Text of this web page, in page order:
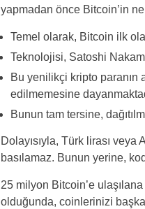
yapmadan önce Bitcoin’in
Temel olarak, Bitcoin ilk
Teknolojisi, Satoshi
Bu yenilikçi kripto paranın
edilmemesine
Bunun tam tersine,
Dolayısıyla, Türk lirası
basılamaz. Bunun yerine,
25 milyon Bitcoin’e
olduğunda, coinlerinizi